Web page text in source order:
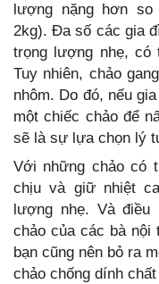
lượng nặng hơn
2kg). Đa số các gia
trọng lượng nhẹ, có
Tuy nhiên, chảo
nhôm. Do đó, nếu
một chiếc chảo để
sẽ là sự lựa chọn lý
Với những chảo có
chịu và giữ nhiệt
lượng nhẹ. Và
chảo của các bà
bạn cũng nên bỏ ra
chảo chống dính